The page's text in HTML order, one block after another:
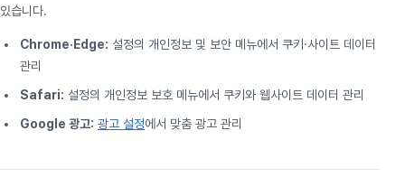
있습니다.
Chrome·Edge: 설정의 개인정보 및 보안 메뉴에서 쿠키·사이트 데이터
관리
Safari: 설정의 개인정보 보호 메뉴에서 쿠키와 웹사이트 데이터 관리
Google 광고: 광고 설정에서 맞춤 광고 관리